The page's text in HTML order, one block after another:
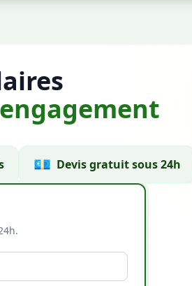
💶 Devis gratuit sous 24h